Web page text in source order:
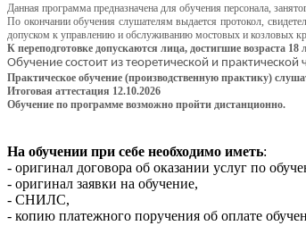
Данная программа предназначена для обучения персонала,
По окончании обучения слушателям выдается протокол,
допуском к управлению и обслуживанию мостовых и козловых
К переподготовке допускаются лица, достигшие возраста
Обучение состоит из теоретической и практической
Практическое обучение (производственную практику)
Итоговая аттестация 12.10.2026
Обучение по программе возможно пройти дистанционно.
На обучении при себе необходимо иметь:
- оригинал договора об оказании услуг по
- оригинал заявки на обучение,
- СНИЛС,
- копию платежного поручения об оплате